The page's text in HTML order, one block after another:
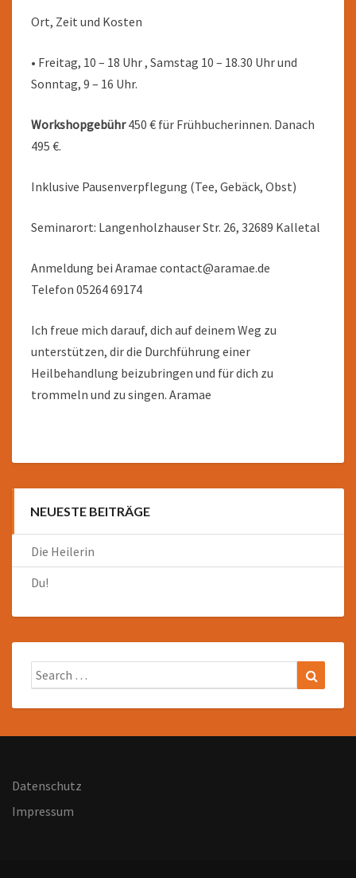
Ort, Zeit und Kosten
• Freitag, 10 – 18 Uhr , Samstag 10 – 18.30 Uhr und
Sonntag, 9 – 16 Uhr.
Workshopgebühr450 € für Frühbucherinnen. Danach
495 €.
Inklusive Pausenverpflegung (Tee, Gebäck, Obst)
Seminarort: Langenholzhauser Str. 26, 32689 Kalletal
Anmeldung bei Aramae contact@aramae.de
Telefon 05264 69174
Ich freue mich darauf, dich auf deinem Weg zu
unterstützen, dir die Durchführung einer
Heilbehandlung beizubringen und für dich zu
trommeln und zu singen. Aramae
NEUESTE BEITRÄGE
Die Heilerin
Du!
Search
for:
Datenschutz
Impressum